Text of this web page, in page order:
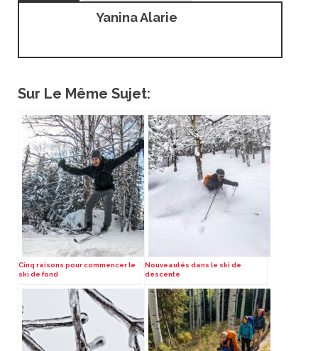
Yanina Alarie
Sur Le Même Sujet:
Cinq raisons pour commencer le
ski de fond
Nouveautés dans le ski de
descente